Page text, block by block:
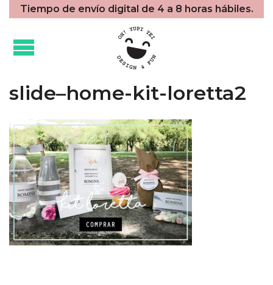
Tiempo de envío digital de 4 a 8 horas hábiles.
slide–home-kit-loretta2